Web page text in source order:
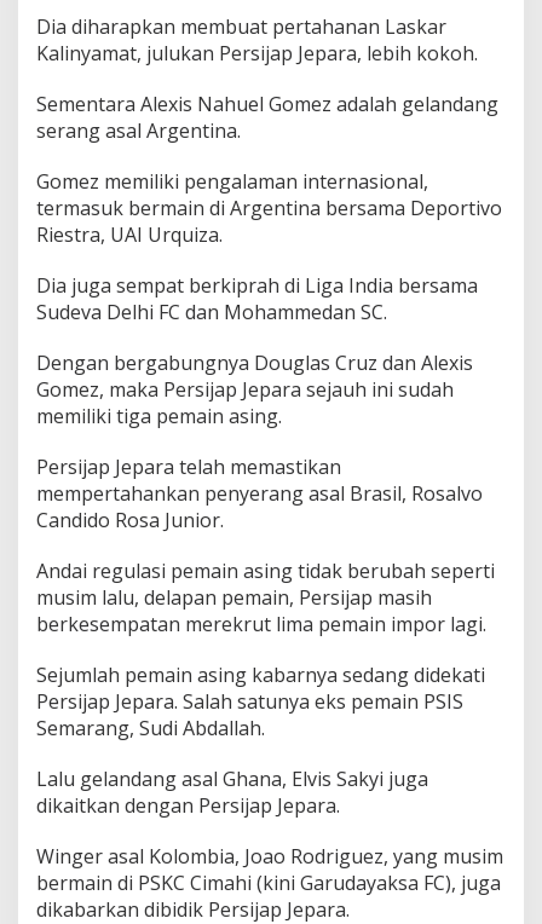
g
B
r
u
Dia diharapkan membuat pertahanan Laskar
Kalinyamat, julukan Persijap Jepara, lebih kokoh.
Sementara Alexis Nahuel Gomez adalah gelandang
serang asal Argentina.
Gomez memiliki pengalaman internasional,
termasuk bermain di Argentina bersama Deportivo
Riestra, UAI Urquiza.
Dia juga sempat berkiprah di Liga India bersama
Sudeva Delhi FC dan Mohammedan SC.
Dengan bergabungnya Douglas Cruz dan Alexis
Gomez, maka Persijap Jepara sejauh ini sudah
memiliki tiga pemain asing.
Persijap Jepara telah memastikan
mempertahankan penyerang asal Brasil, Rosalvo
Candido Rosa Junior.
Andai regulasi pemain asing tidak berubah seperti
musim lalu, delapan pemain, Persijap masih
berkesempatan merekrut lima pemain impor lagi.
Sejumlah pemain asing kabarnya sedang didekati
Persijap Jepara. Salah satunya eks pemain PSIS
Semarang, Sudi Abdallah.
Lalu gelandang asal Ghana, Elvis Sakyi juga
dikaitkan dengan Persijap Jepara.
Winger asal Kolombia, Joao Rodriguez, yang musim
bermain di PSKC Cimahi (kini Garudayaksa FC), juga
dikabarkan dibidik Persijap Jepara.